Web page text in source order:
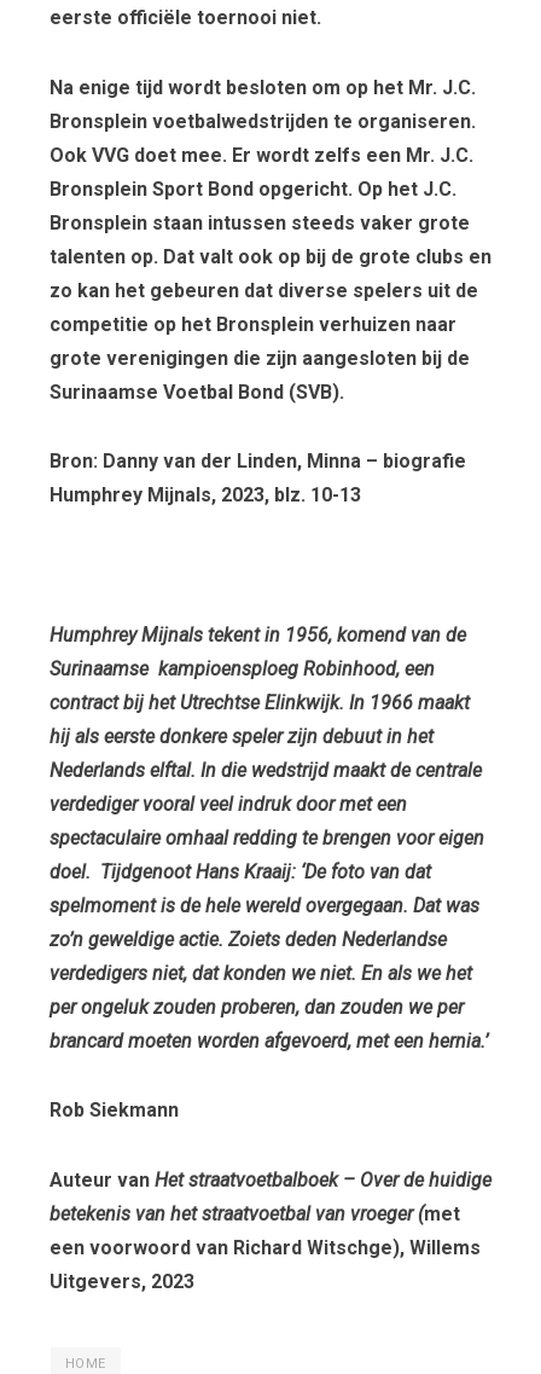
eerste officiële toernooi niet.
Na enige tijd wordt besloten om op het Mr. J.C.
Bronsplein voetbalwedstrijden te organiseren.
Ook VVG doet mee. Er wordt zelfs een Mr. J.C.
Bronsplein Sport Bond opgericht. Op het J.C.
Bronsplein staan intussen steeds vaker grote
talenten op. Dat valt ook op bij de grote clubs en
zo kan het gebeuren dat diverse spelers uit de
competitie op het Bronsplein verhuizen naar
grote verenigingen die zijn aangesloten bij de
Surinaamse Voetbal Bond (SVB).
Bron: Danny van der Linden, Minna – biografie
Humphrey Mijnals, 2023, blz. 10-13
Humphrey Mijnals tekent in 1956, komend van de
Surinaamse kampioensploeg Robinhood, een
contract bij het Utrechtse Elinkwijk. In 1966 maakt
hij als eerste donkere speler zijn debuut in het
Nederlands elftal. In die wedstrijd maakt de centrale
verdediger vooral veel indruk door met een
spectaculaire omhaal redding te brengen voor eigen
doel. Tijdgenoot Hans Kraaij: ‘De foto van dat
spelmoment is de hele wereld overgegaan. Dat was
zo’n geweldige actie. Zoiets deden Nederlandse
verdedigers niet, dat konden we niet. En als we het
per ongeluk zouden proberen, dan zouden we per
brancard moeten worden afgevoerd, met een hernia.’
Rob Siekmann
Auteur van Het straatvoetbalboek – Over de huidige
betekenis van het straatvoetbal van vroeger (met
een voorwoord van Richard Witschge), Willems
Uitgevers, 2023
HOME